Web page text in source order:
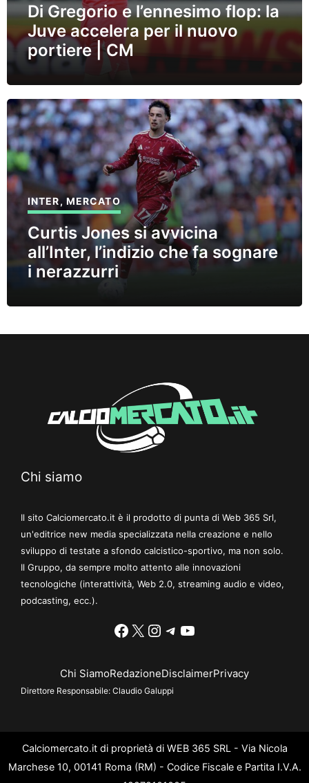
Di Gregorio e l’ennesimo flop: la
Juve accelera per il nuovo
portiere | CM
INTER, MERCATO
Curtis Jones si avvicina
all’Inter, l’indizio che fa sognare
i nerazzurri
Chi siamo
Il sito Calciomercato.it è il prodotto di punta di Web 365 Srl,
un'editrice new media specializzata nella creazione e nello
sviluppo di testate a sfondo calcistico-sportivo, ma non solo.
Il Gruppo, da sempre molto attento alle innovazioni
tecnologiche (interattività, Web 2.0, streaming audio e video,
podcasting, ecc.).
Facebook
X Instagram
Telegram
YouTube
Chi SiamoRedazioneDisclaimerPrivacy
Direttore Responsabile: Claudio Galuppi
Calciomercato.it di proprietà di WEB 365 SRL - Via Nicola
Marchese 10, 00141 Roma (RM) - Codice Fiscale e Partita I.V.A.